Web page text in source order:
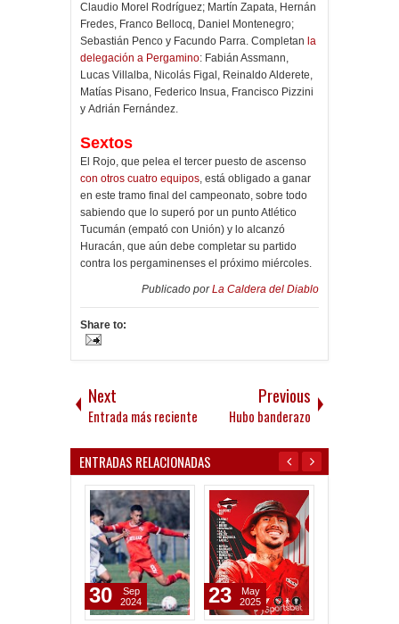
Claudio Morel Rodríguez; Martín Zapata, Hernán
Fredes, Franco Bellocq, Daniel Montenegro;
Sebastián Penco y Facundo Parra. Completan la
delegación a Pergamino: Fabián Assmann,
Lucas Villalba, Nicolás Figal, Reinaldo Alderete,
Matías Pisano, Federico Insua, Francisco Pizzini
y Adrián Fernández.
Sextos
El Rojo, que pelea el tercer puesto de ascenso
con otros cuatro equipos, está obligado a ganar
en este tramo final del campeonato, sobre todo
sabiendo que lo superó por un punto Atlético
Tucumán (empató con Unión) y lo alcanzó
Huracán, que aún debe completar su partido
contra los pergaminenses el próximo miércoles.
Publicado porLa Caldera del Diablo
Share to:
Next
Entrada más reciente
Previous
Hubo banderazo
ENTRADAS RELACIONADAS
30
Sep
2024
23
May
2025